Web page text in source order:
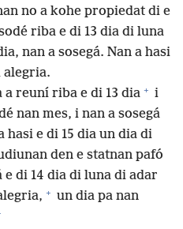
no a kohe propiedat di e
riba e di 13 dia di luna
nan a sosegá. Nan a hasi
alegria.
a reuní riba e di 13 dia + i
nan mes, i nan a sosegá
hasi e di 15 dia un dia di
den e statnan pafó
di 14 dia di luna di adar
+ un dia pa nan